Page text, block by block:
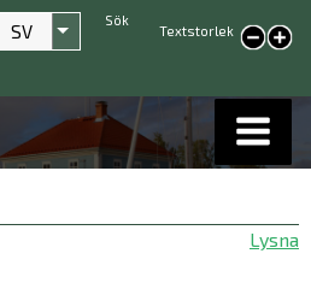
Textstorlek
smaller text
Sök
SV Visa fler åtgärder
Lysna